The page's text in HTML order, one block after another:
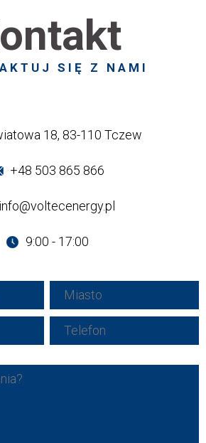
SIĘ Z NAMI
18, 83-110 Tczew
+48 503 865 866
info@voltecenergy.pl
9:00 - 17:00